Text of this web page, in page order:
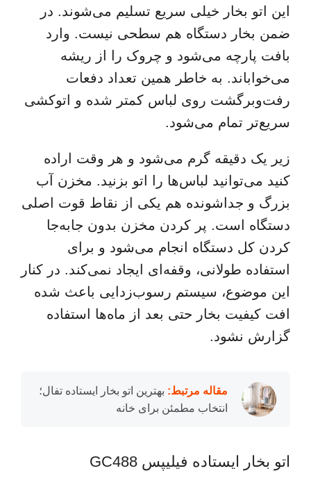
این اتو بخار خیلی سریع تسلیم می‌شوند. در
ضمن بخار دستگاه هم سطحی نیست. وارد
بافت پارچه می‌شود و چروک را از ریشه
می‌خواباند. به خاطر همین تعداد دفعات
رفت‌وبرگشت روی لباس کمتر شده و اتوکشی
سریع‌تر تمام می‌شود.
زیر یک دقیقه گرم می‌شود و هر وقت اراده
کنید می‌توانید لباس‌ها را اتو بزنید. مخزن آب
بزرگ و جداشونده هم یکی از نقاط قوت اصلی
دستگاه است. پر کردن مخزن بدون جابه‌جا
کردن کل دستگاه انجام می‌شود و برای
استفاده طولانی، وقفه‌ای ایجاد نمی‌کند. در کنار
این موضوع، سیستم رسوب‌زدایی باعث شده
افت کیفیت بخار حتی بعد از ماه‌ها استفاده
گزارش نشود.
مقاله مرتبط: بهترین اتو بخار ایستاده تفال؛
انتخاب مطمئن برای خانه
اتو بخار ایستاده فیلیپس GC488